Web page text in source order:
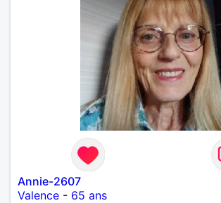
Annie-2607
Valence - 65 ans